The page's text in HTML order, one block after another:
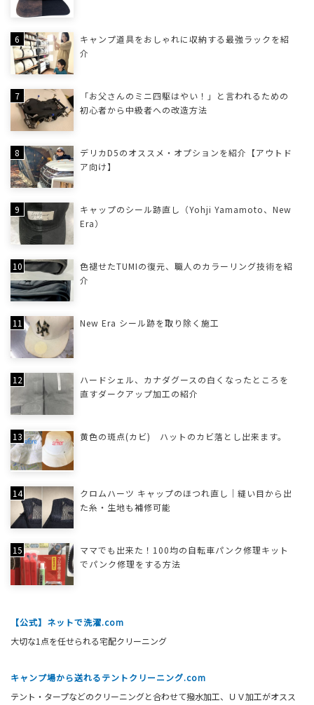
キャンプ道具をおしゃれに収納する最強ラックを紹
介
「お父さんのミニ四駆はやい！」と言われるための
初心者から中級者への改造方法
デリカD5のオススメ・オプションを紹介【アウトド
ア向け】
キャップのシール跡直し（Yohji Yamamoto、New
Era）
色褪せたTUMIの復元、職人のカラーリング技術を紹
介
New Era シール跡を取り除く施工
ハードシェル、カナダグースの白くなったところを
直すダークアップ加工の紹介
黄色の斑点(カビ) ハットのカビ落とし出来ます。
クロムハーツ キャップのほつれ直し｜縫い目から出
た糸・生地も補修可能
ママでも出来た！100均の自転車パンク修理キット
でパンク修理をする方法
【公式】ネットで洗濯.com
大切な1点を任せられる宅配クリーニング
キャンプ場から送れるテントクリーニング.com
テント・タープなどのクリーニングと合わせて撥水加工、ＵＶ加工がオスス